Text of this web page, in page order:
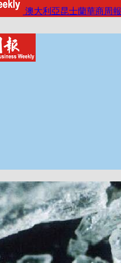
澳大利亞昆士蘭華商周報